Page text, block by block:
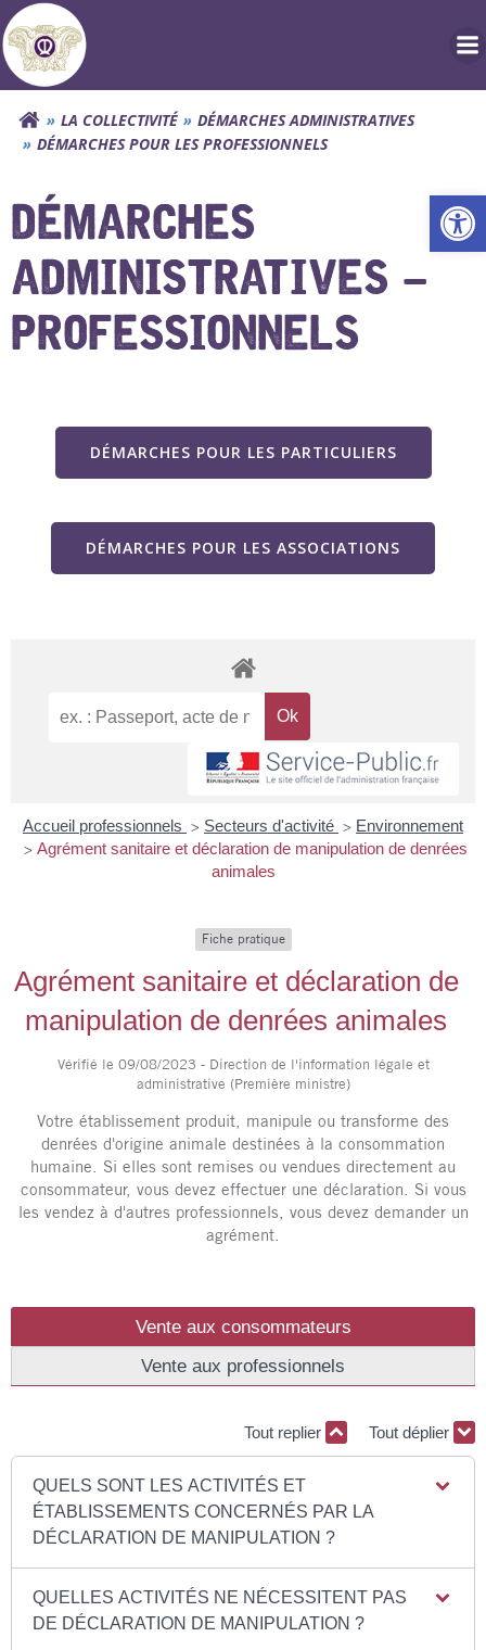
Aller
au
contenu
LA COLLECTIVITÉ
DÉMARCHES ADMINISTRATIVES
DÉMARCHES POUR LES PROFESSIONNELS
DÉMARCHES
ADMINISTRATIVES –
PROFESSIONNELS
DÉMARCHES POUR LES PARTICULIERS
DÉMARCHES POUR LES ASSOCIATIONS
Accueil professionnels > Secteurs d'activité > Environnement
> Agrément sanitaire et déclaration de manipulation de denrées
animales
Fiche pratique
Agrément sanitaire et déclaration de
manipulation de denrées animales
Vérifié le 09/08/2023 - Direction de l'information légale et
administrative (Première ministre)
Votre établissement produit, manipule ou transforme des
denrées d'origine animale destinées à la consommation
humaine. Si elles sont remises ou vendues directement au
consommateur, vous devez effectuer une déclaration. Si vous
les vendez à d'autres professionnels, vous devez demander un
agrément.
Vente aux consommateurs
Vente aux professionnels
Tout replier Tout déplier
QUELS SONT LES ACTIVITÉS ET
ÉTABLISSEMENTS CONCERNÉS PAR LA
DÉCLARATION DE MANIPULATION ?
QUELLES ACTIVITÉS NE NÉCESSITENT PAS
DE DÉCLARATION DE MANIPULATION ?